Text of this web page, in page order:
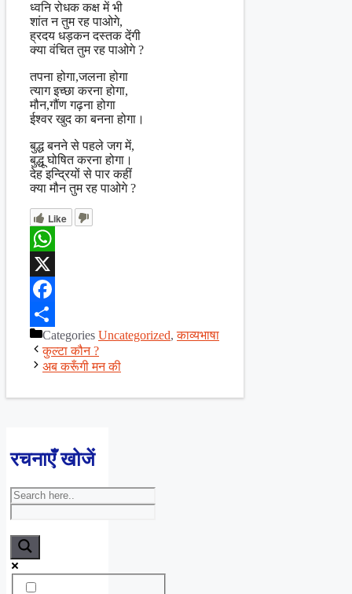
ध्वनि रोधक कक्ष में भी
शांत न तुम रह पाओगे,
ह्रदय धड़कन दस्तक देंगी
क्या वंचित तुम रह पाओगे ?
तपना होगा,जलना होगा
त्याग इच्छा करना होगा,
मौन,गौंण गढ़ना होगा
ईश्वर खुद का बनना होगा।
बुद्ध बनने से पहले जग में,
बुद्धू घोषित करना होगा।
देह इन्द्रियों से पार कहीं
क्या मौन तुम रह पाओगे ?
Like
WhatsApp
X
Facebook
ShareCategories Uncategorized,काव्यभाषा
कुल्टा कौन ?
अब करूँगी मन की
रचनाएँ खोजें